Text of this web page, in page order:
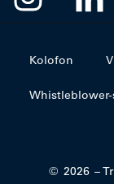
© 2026 –
Kolofon